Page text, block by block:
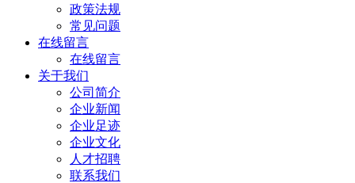
政策法规
常见问题
在线留言
在线留言
关于我们
公司简介
企业新闻
企业足迹
企业文化
人才招聘
联系我们